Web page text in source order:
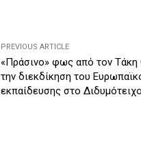
PREVIOUS ARTICLE
«Πράσινο» φως από τον Τάκη
την διεκδίκηση του
εκπαίδευσης στο Διδυμότειχο